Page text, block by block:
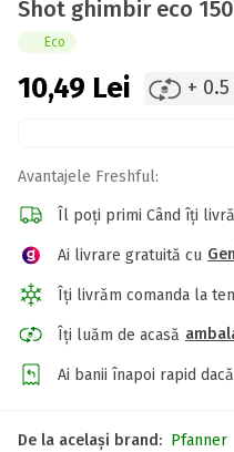
Shot ghimbir eco
Eco
10,49 Lei +
Avantajele Freshful:
Îl poți primi Când îți
Ai livrare gratuită cu
Îți livrăm comanda la
Îți luăm de acasă
Ai banii înapoi rapid
De la același brand: Pfanner